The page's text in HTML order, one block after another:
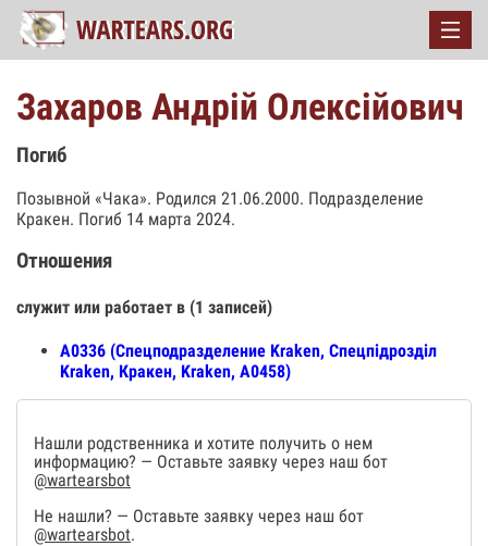
Захаров Андрій Олексійович
Погиб
Позывной «Чака». Родился 21.06.2000. Подразделение
Кракен. Погиб 14 марта 2024.
Отношения
служит или работает в (1 записей)
А0336 (Спецподразделение Kraken, Спецпiдроздiл
Kraken, Кракен, Kraken, А0458)
Нашли родственника и хотите получить о нем
информацию? — Оставьте заявку через наш бот
@wartearsbot
Не нашли? — Оставьте заявку через наш бот
@wartearsbot.